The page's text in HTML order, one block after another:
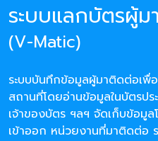
ระบบแลกบัตรผู้
(V-Matic)
ระบบบันทึกข้อมูลผู้มาติดต่อเพื่
สถานที่โดยอ่านข้อมูลในบัตรป
เจ้าของบัตร ฯลฯ จัดเก็บข้อมูล
เข้าออก หน่วยงานที่มาติดต่อ ร